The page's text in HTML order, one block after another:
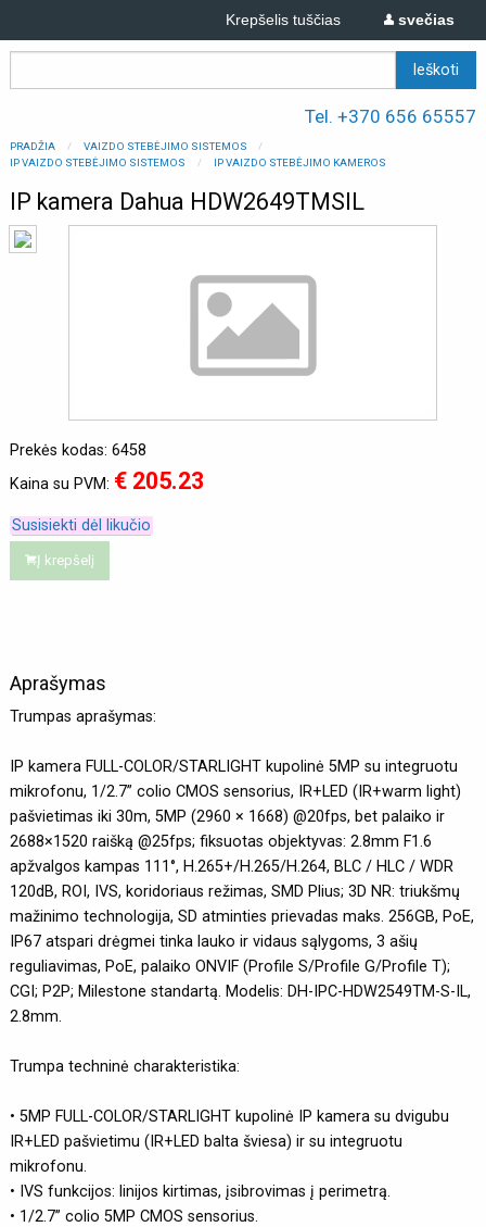
svečias
Krepšelis tuščias
Tel. +370 656 65557
PRADŽIA
VAIZDO STEBĖJIMO SISTEMOS
IP VAIZDO STEBĖJIMO SISTEMOS
IP VAIZDO STEBĖJIMO KAMEROS
IP kamera Dahua HDW2649TMSIL
Prekės kodas: 6458
Kaina su PVM: € 205.23
Susisiekti dėl likučio
Į krepšelį
Aprašymas
Trumpas aprašymas:
IP kamera FULL-COLOR/STARLIGHT kupolinė 5MP su integruotu
mikrofonu, 1/2.7” colio CMOS sensorius, IR+LED (IR+warm light)
pašvietimas iki 30m, 5MP (2960 × 1668) @20fps, bet palaiko ir
2688×1520 raišką @25fps; fiksuotas objektyvas: 2.8mm F1.6
apžvalgos kampas 111°, H.265+/H.265/H.264, BLC / HLC / WDR
120dB, ROI, IVS, koridoriaus režimas, SMD Plius; 3D NR: triukšmų
mažinimo technologija, SD atminties prievadas maks. 256GB, PoE,
IP67 atspari drėgmei tinka lauko ir vidaus sąlygoms, 3 ašių
reguliavimas, PoE, palaiko ONVIF (Profile S/Profile G/Profile T);
CGI; P2P; Milestone standartą. Modelis: DH-IPC-HDW2549TM-S-IL,
2.8mm.
Trumpa techninė charakteristika:
• 5MP FULL-COLOR/STARLIGHT kupolinė IP kamera su dvigubu
IR+LED pašvietimu (IR+LED balta šviesa) ir su integruotu
mikrofonu.
• IVS funkcijos: linijos kirtimas, įsibrovimas į perimetrą.
• 1/2.7” colio 5MP CMOS sensorius.